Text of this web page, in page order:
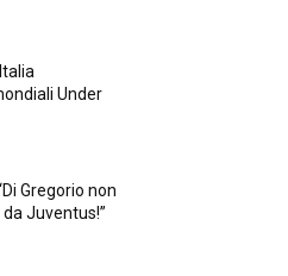
Under
Gregorio non
Juventus!”